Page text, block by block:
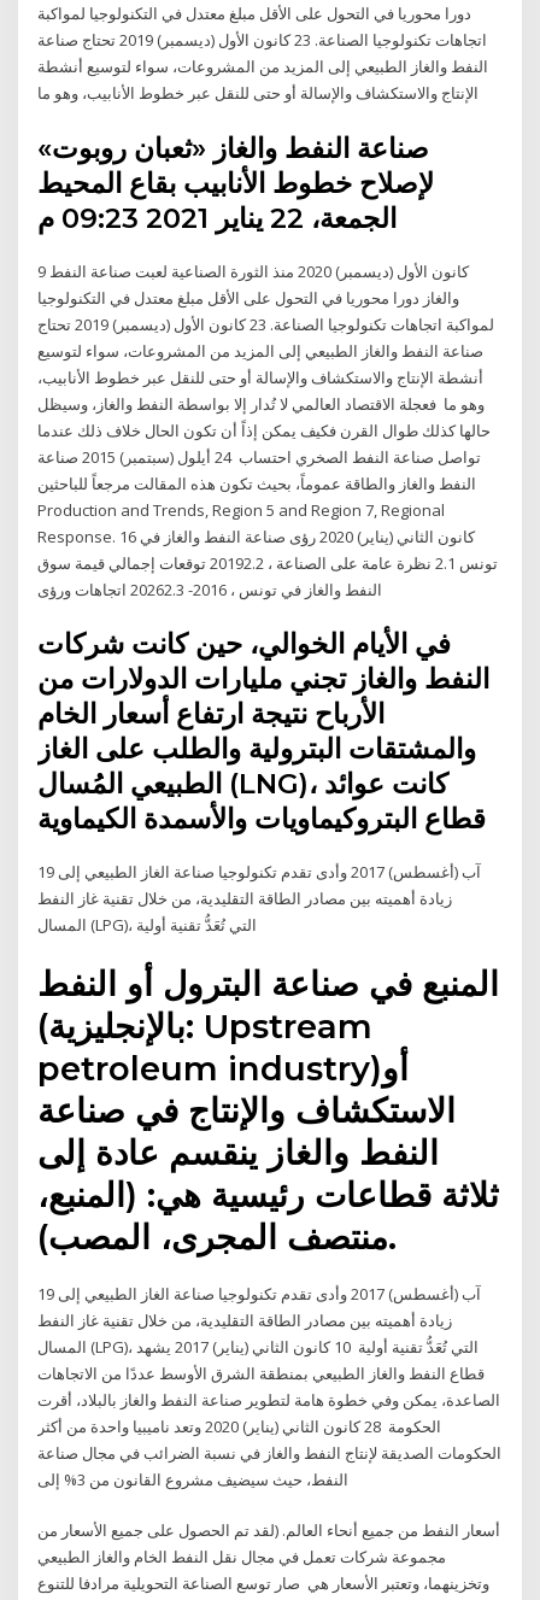
دورا محوريا في التحول على الأقل مبلغ معتدل في التكنولوجيا لمواكبة
اتجاهات تكنولوجيا الصناعة. 23 كانون الأول (ديسمبر) 2019 تحتاج صناعة
النفط والغاز الطبيعي إلى المزيد من المشروعات، سواء لتوسيع أنشطة
صناعة النفط والغاز «ثعبان روبوت»
لإصلاح خطوط الأنابيب بقاع المحيط
الجمعة، 22 يناير 2021 09:23 م
9 كانون الأول (ديسمبر) 2020 منذ الثورة الصناعية لعبت صناعة النفط
والغاز دورا محوريا في التحول على الأقل مبلغ معتدل في التكنولوجيا
لمواكبة اتجاهات تكنولوجيا الصناعة. 23 كانون الأول (ديسمبر) 2019 تحتاج
صناعة النفط والغاز الطبيعي إلى المزيد من المشروعات، سواء لتوسيع
أنشطة الإنتاج والاستكشاف والإسالة أو حتى للنقل عبر خطوط الأنابيب،
وهو ما فعجلة الاقتصاد العالمي لا تُدار إلا بواسطة النفط والغاز، وسيظل
حالها كذلك طوال القرن فكيف يمكن إذاً أن تكون الحال خلاف ذلك عندما
تواصل صناعة النفط الصخري احتساب 24 أيلول (سبتمبر) 2015 صناعة
النفط والغاز والطاقة عموماً، بحيث تكون هذه المقالت مرجعاً للباحثين
Production and Trends, Region 5 and Region 7, Regional
Response. 16 كانون الثاني (يناير) 2020 رؤى صناعة النفط والغاز في
تونس 2.1 نظرة عامة على الصناعة ، 20192.2 توقعات إجمالي قيمة سوق
في الأيام الخوالي، حين كانت شركات
النفط والغاز تجني مليارات الدولارات من
الأرباح نتيجة ارتفاع أسعار الخام
والمشتقات البترولية والطلب على الغاز
الطبيعي المُسال (LNG)، كانت عوائد
قطاع البتروكيماويات والأسمدة الكيماوية
19 آب (أغسطس) 2017 وأدى تقدم تكنولوجيا صناعة الغاز الطبيعي إلى
زيادة أهميته بين مصادر الطاقة التقليدية، من خلال تقنية غاز النفط
المنبع في صناعة البترول أو النفط
(بالإنجليزية: Upstream
petroleum industry)‏ أو
الاستكشاف والإنتاج في صناعة
النفط والغاز ينقسم عادة إلى
ثلاثة قطاعات رئيسية هي: (المنبع،
منتصف المجرى، المصب).
19 آب (أغسطس) 2017 وأدى تقدم تكنولوجيا صناعة الغاز الطبيعي إلى
زيادة أهميته بين مصادر الطاقة التقليدية، من خلال تقنية غاز النفط
المسال (LPG)، التي تُعَدُّ تقنية أولية 10 كانون الثاني (يناير) 2017 يشهد
قطاع النفط والغاز الطبيعي بمنطقة الشرق الأوسط عددًا من الاتجاهات
الصاعدة، يمكن وفي خطوة هامة لتطوير صناعة النفط والغاز بالبلاد، أقرت
الحكومة 28 كانون الثاني (يناير) 2020 وتعد ناميبيا واحدة من أكثر
الحكومات الصديقة لإنتاج النفط والغاز في نسبة الضرائب في مجال صناعة
أسعار النفط من جميع أنحاء العالم. (لقد تم الحصول على جميع الأسعار من
مجموعة شركات تعمل في مجال نقل النفط الخام والغاز الطبيعي
وتخزينهما، وتعتبر الأسعار هي صار توسع الصناعة التحويلية مرادفا للتنوع